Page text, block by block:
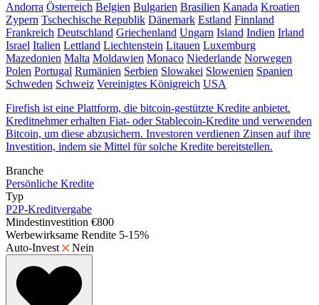
Andorra Österreich Belgien Bulgarien Brasilien Kanada Kroatien
Zypern Tschechische Republik Dänemark Estland Finnland
Frankreich Deutschland Griechenland Ungarn Island Indien Irland
Israel Italien Lettland Liechtenstein Litauen Luxemburg
Mazedonien Malta Moldawien Monaco Niederlande Norwegen
Polen Portugal Rumänien Serbien Slowakei Slowenien Spanien
Schweden Schweiz Vereinigtes Königreich USA
Firefish ist eine Plattform, die bitcoin-gestützte Kredite anbietet.
Kreditnehmer erhalten Fiat- oder Stablecoin-Kredite und verwenden
Bitcoin, um diese abzusichern. Investoren verdienen Zinsen auf ihre
Investition, indem sie Mittel für solche Kredite bereitstellen.
Branche
Persönliche Kredite
Typ
P2P-Kreditvergabe
Mindestinvestition €800
Werbewirksame Rendite 5-15%
Auto-Invest
Nein